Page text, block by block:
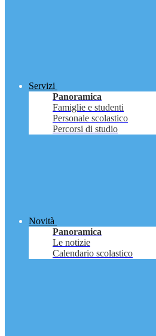
Servizi
Panoramica
Famiglie e studenti
Personale scolastico
Percorsi di studio
Novità
Panoramica
Le notizie
Calendario scolastico